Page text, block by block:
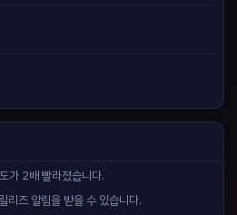
가 2배 빨라졌습니다.
리즈 알림을 받을 수 있습니다.